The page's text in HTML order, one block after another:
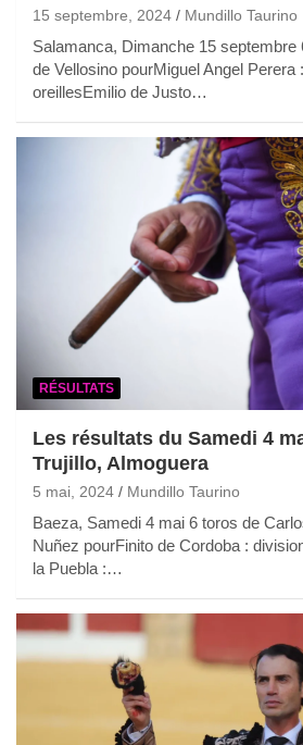
15 septembre, 2024 Mundillo Taurino
Salamanca, Dimanche 15 septembre
de Vellosino pourMiguel Angel
oreillesEmilio de Justo…
RÉSULTATS
Les résultats du Samedi 4
Trujillo, Almoguera
5 mai, 2024 Mundillo Taurino
Baeza, Samedi 4 mai 6 toros de
Nuñez pourFinito de Cordoba :
la Puebla :…